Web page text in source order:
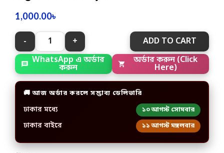
1,000.00৳
ADD TO CART
WhatsApp এ অর্ডার
করুন
অর্ডার করুন (Click
Here)
🚚 আজ অর্ডার করলে সম্ভাব্য ডেলিভারি
ঢাকার মধ্যে ১০ আগস্ট সোমবার
ঢাকার বাইরে ১১ আগস্ট মঙ্গলবার